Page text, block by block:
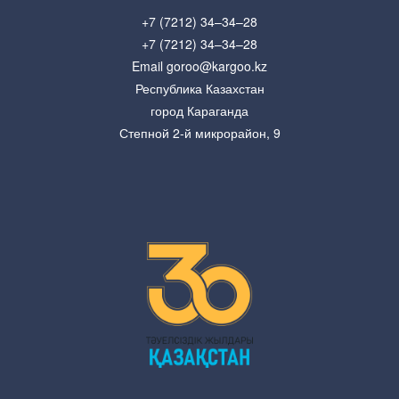
+7 (7212) 34–34–28
+7 (7212) 34–34–28
Email goroo@kargoo.kz
Республика Казахстан
город Караганда
Степной 2-й микрорайон, 9